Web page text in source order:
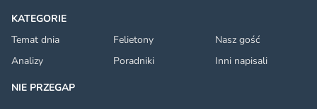
KATEGORIE
Temat dnia
Felietony
Nasz gość
Analizy
Poradniki
Inni napisali
NIE PRZEGAP